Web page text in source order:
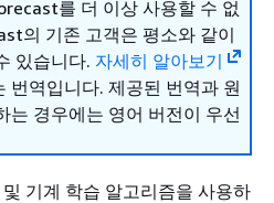
를 더 이상 사용할 수 없
의 기존 고객은 평소와 같이
있습니다. 자세히 알아보기
번역입니다. 제공된 번역과 원
는 경우에는 영어 버전이 우선
기계 학습 알고리즘을 사용하